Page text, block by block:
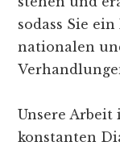
sodass Sie
nationalen
Unsere
konstanten